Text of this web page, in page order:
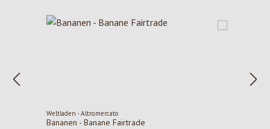
Weltladen - Altromercato
Bananen - Banane Fairtrade